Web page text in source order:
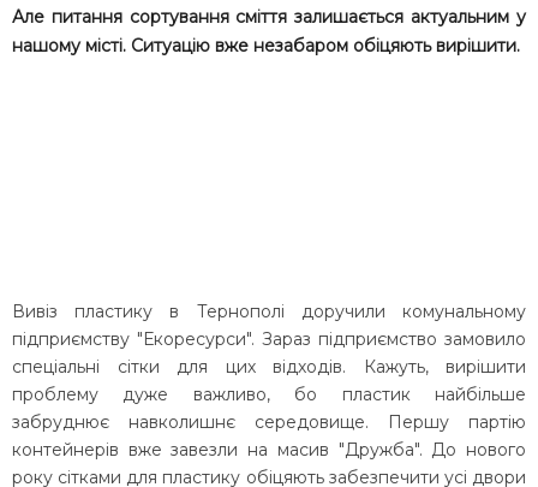
Але питання сортування сміття залишається актуальним у
нашому місті. Ситуацію вже незабаром обіцяють вирішити.
Вивіз пластику в Тернополі доручили комунальному
підприємству "Екоресурси". Зараз підприємство замовило
спеціальні сітки для цих відходів. Кажуть, вирішити
проблему дуже важливо, бо пластик найбільше
забруднює навколишнє середовище. Першу партію
контейнерів вже завезли на масив "Дружба". До нового
року сітками для пластику обіцяють забезпечити усі двори